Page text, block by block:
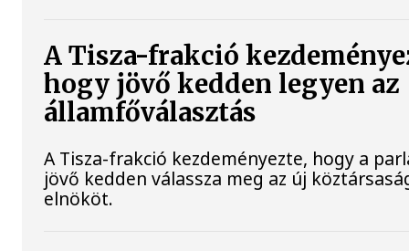
A Tisza-frakció
hogy jövő kedden legyen az
államfőválasztás
A Tisza-frakció kezdeményezte, hogy a
jövő kedden válassza meg az új
elnököt.